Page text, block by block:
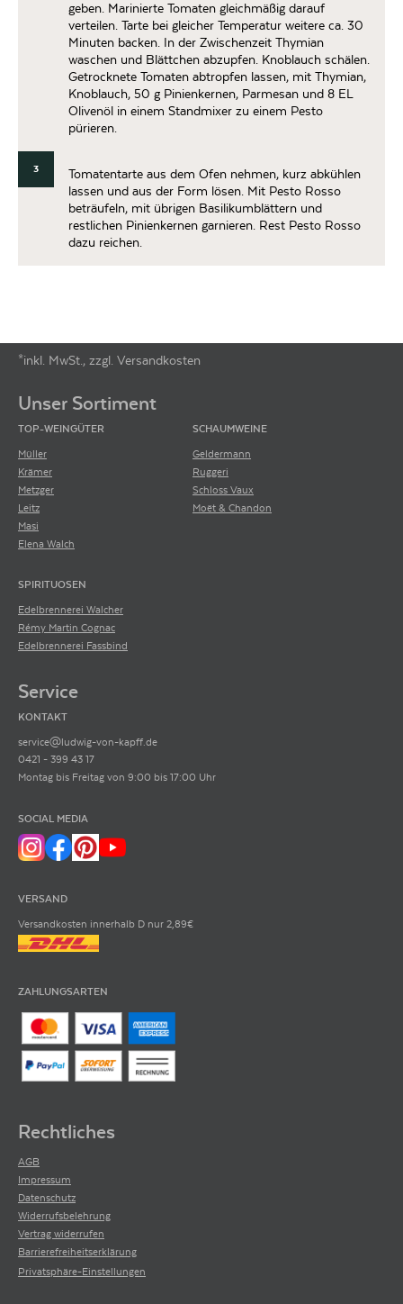
geben. Marinierte Tomaten gleichmäßig darauf
verteilen. Tarte bei gleicher Temperatur weitere ca. 30
Minuten backen. In der Zwischenzeit Thymian
waschen und Blättchen abzupfen. Knoblauch schälen.
Getrocknete Tomaten abtropfen lassen, mit Thymian,
Knoblauch, 50 g Pinienkernen, Parmesan und 8 EL
Olivenöl in einem Standmixer zu einem Pesto
pürieren.
3
Tomatentarte aus dem Ofen nehmen, kurz abkühlen
lassen und aus der Form lösen. Mit Pesto Rosso
beträufeln, mit übrigen Basilikumblättern und
restlichen Pinienkernen garnieren. Rest Pesto Rosso
dazu reichen.
*inkl. MwSt., zzgl. Versandkosten
Unser Sortiment
TOP-WEINGÜTER
Müller
Krämer
Metzger
Leitz
Masi
Elena Walch
SCHAUMWEINE
Geldermann
Ruggeri
Schloss Vaux
Moët & Chandon
SPIRITUOSEN
Edelbrennerei Walcher
Rémy Martin Cognac
Edelbrennerei Fassbind
Service
KONTAKT
service@ludwig-von-kapff.de
0421 - 399 43 17
Montag bis Freitag von 9:00 bis 17:00 Uhr
SOCIAL MEDIA
VERSAND
Versandkosten innerhalb D nur 2,89€
ZAHLUNGSARTEN
Rechtliches
AGB
Impressum
Datenschutz
Widerrufsbelehrung
Vertrag widerrufen
Barrierefreiheitserklärung
Privatsphäre-Einstellungen